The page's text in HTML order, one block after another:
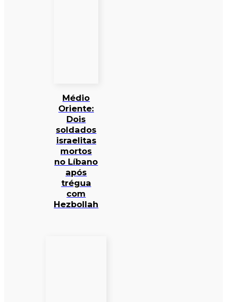
Médio
Oriente:
Dois
soldados
israelitas
mortos
no Líbano
após
trégua
com
Hezbollah